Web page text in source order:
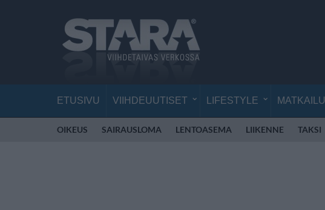
ETUSIVU VIIHDEUUTISET LIFESTYLE MATKAILU
OIKEUS SAIRAUSLOMA LENTOASEMA LIIKENNE TAKSI